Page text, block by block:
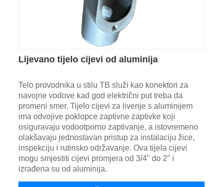
Lijevano tijelo cijevi od aluminija
Telo provodnika u stilu TB služi kao konektori za
navojne vodove kad god električni put treba da
promeni smer. Tijelo cijevi za livenje s aluminijem
ima odvojive poklopce zaptivne zaptivke koji
osiguravaju vodootporno zaptivanje, a istovremeno
olakšavaju jednostavan pristup za instalaciju žice,
inspekciju i rutinsko održavanje. Ova tijela cijevi
mogu smjestiti cijevi promjera od 3/4" do 2" i
izrađena su od aluminija.